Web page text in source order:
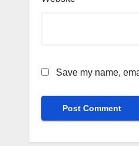
Save my name,